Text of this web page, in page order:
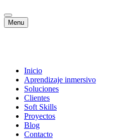
Menu
Inicio
Aprendizaje inmersivo
Soluciones
Clientes
Soft Skills
Proyectos
Blog
Contacto